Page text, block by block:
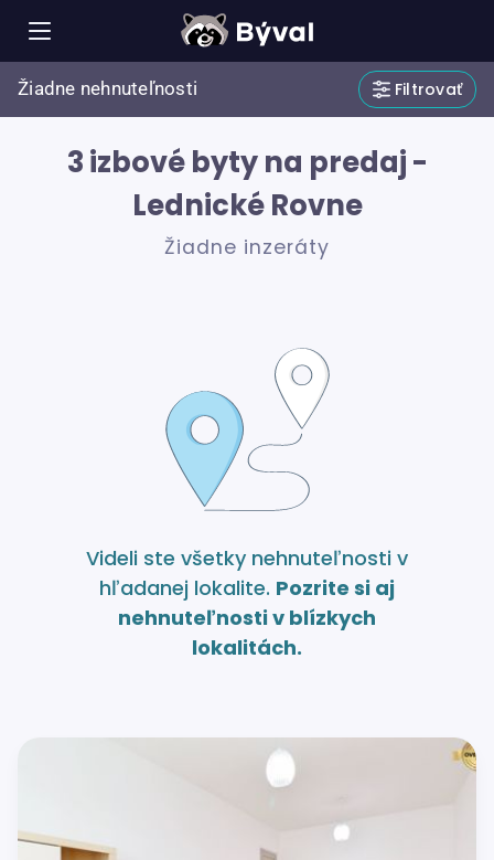
Žiadne nehnuteľnosti Filtrovať
3 izbové byty na predaj -
Lednické Rovne
Žiadne inzeráty
Videli ste všetky nehnuteľnosti v
hľadanej lokalite. Pozrite si aj
nehnuteľnosti v blízkych
lokalitách.